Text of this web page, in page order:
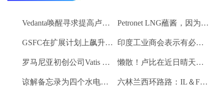
Vedanta唤醒寻求提高卢比。25-30亿卢比 Petronet LNG蘸酱，因为RBI禁令新鲜FII购买
GSFC在扩展计划上飙升2％ 印度工业商会表示有必要进一步推动家庭消费和私人投资
罗马尼亚初创公司Vatis Tech为其人工智能在线语音识别平台筹集了20万欧元 懒散！卢比在近日晴天结束
谅解备忘录为四个水电项目的发展，总容量为293兆瓦 六林兰西环路路：IL＆FS运输汇编2％